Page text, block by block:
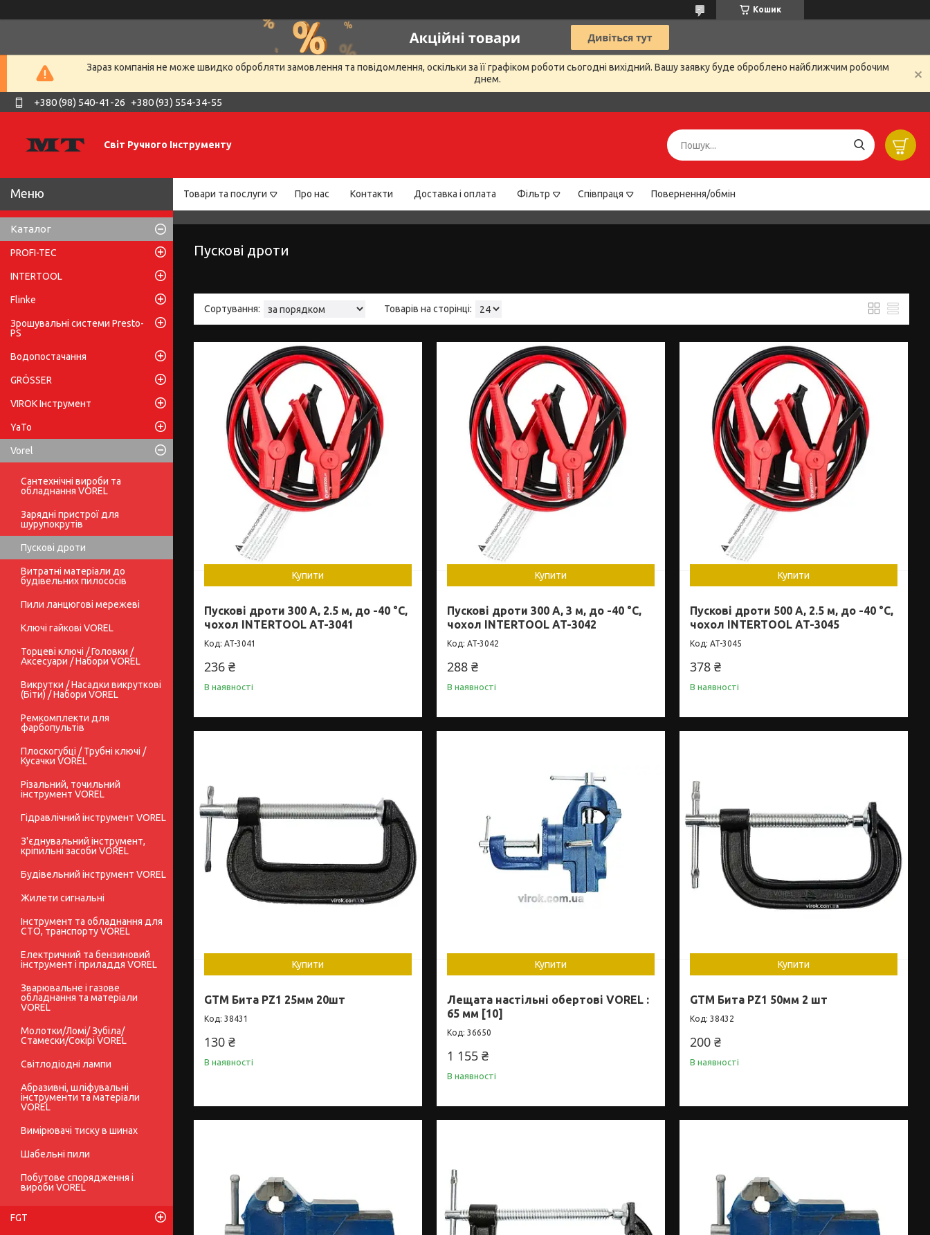
Кошик
Зараз компанія не може швидко обробляти замовлення та повідомлення, оскільки за її графіком роботи сьогодні вихідний. Вашу заявку буде оброблено найближчим робочим
днем.
+380 (98) 540-41-26 +380 (93) 554-34-55
Світ Ручного Інструменту
Товари та послуги Про нас Контакти Доставка і оплата Фільтр Співпраця Повернення/обмін
Пускові дроти
Купити
Пускові дроти 300 А, 2.5 м, до -40 °C,
чохол INTERTOOL AT-3041
AT-3041
236 ₴
В наявності
Купити
Пускові дроти 300 А, 3 м, до -40 °C,
чохол INTERTOOL AT-3042
AT-3042
288 ₴
В наявності
Купити
Пускові дроти 500 А, 2.5 м, до -40 °C,
чохол INTERTOOL AT-3045
AT-3045
378 ₴
В наявності
Купити
GTM Бита PZ1 25мм 20шт
38431
130 ₴
В наявності
Купити
Лещата настільні обертові VOREL :
65 мм [10]
36650
1 155 ₴
В наявності
Купити
GTM Бита PZ1 50мм 2 шт
38432
200 ₴
В наявності
Каталог
PROFI-TEC
INTERTOOL
Flinke
Зрошувальні системи Presto-
PS
Водопостачання
GRÖSSER
VIROK Інструмент
YaTo
Vorel
Сантехнічні вироби та
обладнання VOREL
Зарядні пристрої для
шурупокрутів
Пускові дроти
Витратні матеріали до
будівельних пилососів
Пили ланцюгові мережеві
Ключі гайкові VOREL
Торцеві ключі / Головки /
Аксесуари / Набори VOREL
Викрутки / Насадки викруткові
(Біти) / Набори VOREL
Ремкомплекти для
фарбопультів
Плоскогубці / Трубні ключі /
Кусачки VOREL
Різальний, точильний
інструмент VOREL
Гідравлічний інструмент VOREL
З'єднувальний інструмент,
кріпильні засоби VOREL
Будівельний інструмент VOREL
Жилети сигнальні
Інструмент та обладнання для
СТО, транспорту VOREL
Електричний та бензиновий
інструмент і приладдя VOREL
Зварювальне і газове
обладнання та матеріали
VOREL
Молотки/Ломі/ Зубіла/
Стамески/Сокірі VOREL
Світлодіодні лампи
Абразивні, шліфувальні
інструменти та матеріали
VOREL
Вимірювачі тиску в шинах
Шабельні пили
Побутове спорядження і
вироби VOREL
FGT